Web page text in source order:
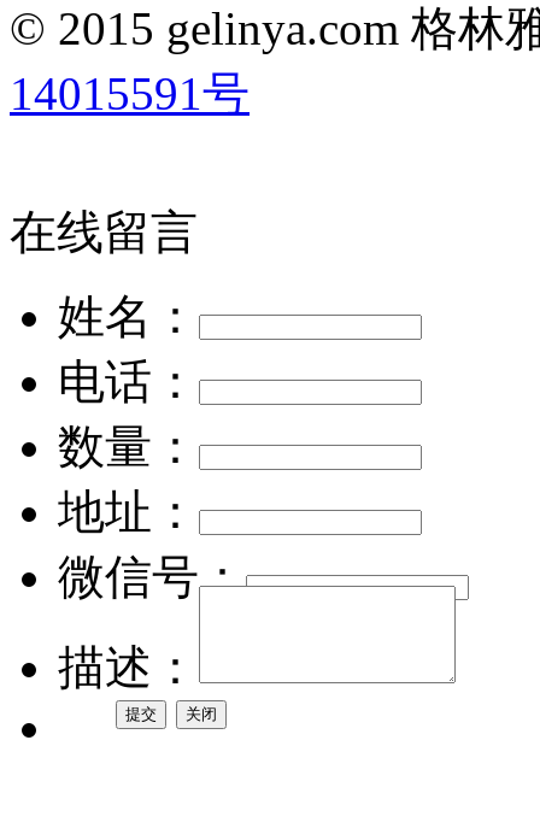
© 2015 gelinya.com 格
14015591号
在线留言
姓名：
电话：
数量：
地址：
微信号：
描述：